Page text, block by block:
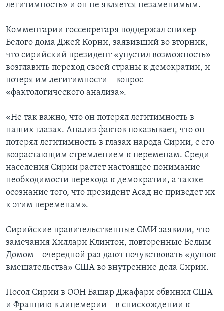
легитимность» и он не является незаменимым.
Комментарии госсекретаря поддержал спикер
Белого дома Джей Корни, заявивший во вторник,
что сирийский президент «упустил возможность»
возглавить переход своей страны к демократии, и
потеря им легитимности – вопрос
«фактологического анализа».
«Не так важно, что он потерял легитимность в
наших глазах. Анализ фактов показывает, что он
потерял легитимность в глазах народа Сирии, с его
возрастающим стремлением к переменам. Среди
населения Сирии растет настоящее понимание
необходимости перехода к демократии, а также
осознание того, что президент Асад не приведет их
к этим переменам».
Сирийские правительственные СМИ заявили, что
замечания Хиллари Клинтон, повторенные Белым
Домом – очередной раз дают почувствовать «душок
вмешательства» США во внутренние дела Сирии.
Посол Сирии в ООН Башар Джафари обвинил США
и Францию в лицемерии – в снисхождении к